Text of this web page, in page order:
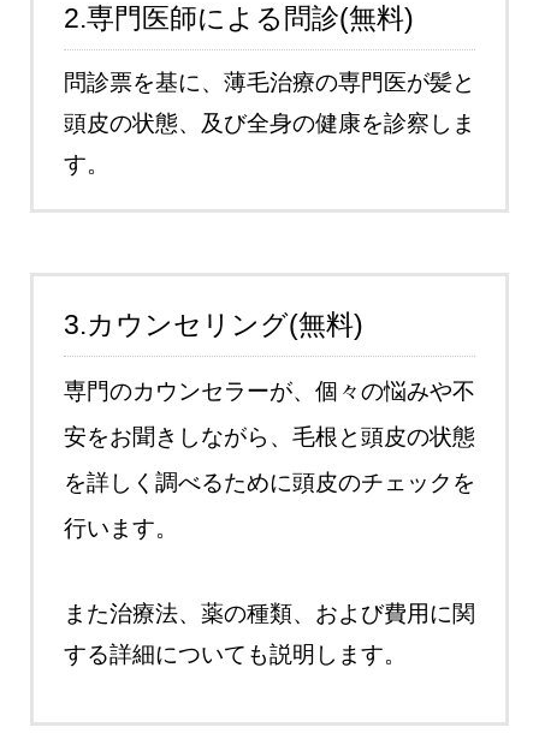
2.専門医師による問診(無料)
問診票を基に、薄毛治療の専門医が髪と
頭皮の状態、及び全身の健康を診察しま
す。
3.カウンセリング(無料)
専門のカウンセラーが、個々の悩みや不
安をお聞きしながら、毛根と頭皮の状態
を詳しく調べるために頭皮のチェックを
行います。
また治療法、薬の種類、および費用に関
する詳細についても説明します。